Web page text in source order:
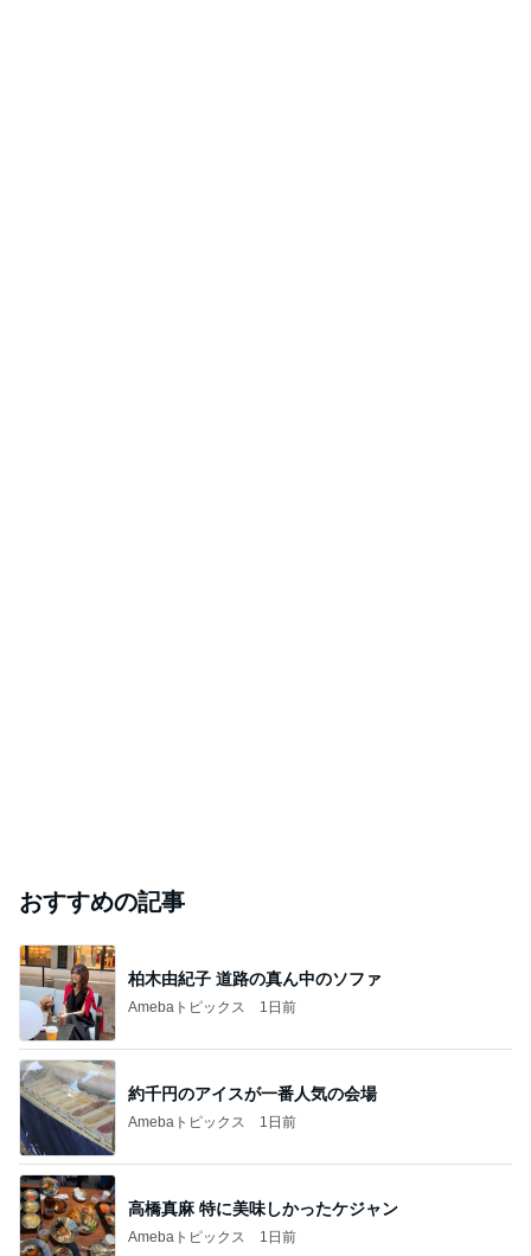
おすすめの記事
柏木由紀子 道路の真ん中のソファ
Amebaトピックス 1日前
約千円のアイスが一番人気の会場
Amebaトピックス 1日前
高橋真麻 特に美味しかったケジャン
Amebaトピックス 1日前